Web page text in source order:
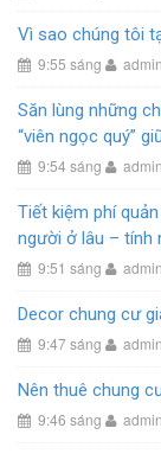
Vì sao chúng tôi
9:55 sáng admin
Săn lùng những
“viên ngọc quý”
9:54 sáng admin
Tiết kiệm phí
người ở lâu – tính
9:51 sáng admin
Decor chung cư
9:47 sáng admin
Nên thuê chung
9:46 sáng admin